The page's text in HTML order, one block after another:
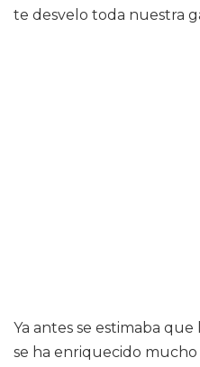
te desvelo toda nuestra
Ya antes se estimaba
se ha enriquecido mucho